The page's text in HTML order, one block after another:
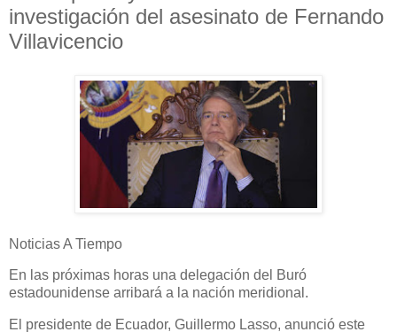
investigación del asesinato de Fernando
Villavicencio
Noticias A Tiempo
En las próximas horas una delegación del Buró
estadounidense arribará a la nación meridional.
El presidente de Ecuador, Guillermo Lasso, anunció este